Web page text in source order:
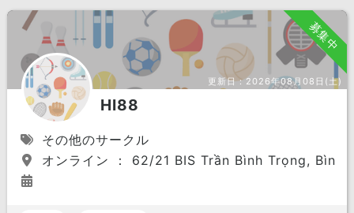
募集中
更新日：2026年08月08日(土)
HI88
その他のサークル
オンライン ： 62/21 BIS Trần Bình Trọng,